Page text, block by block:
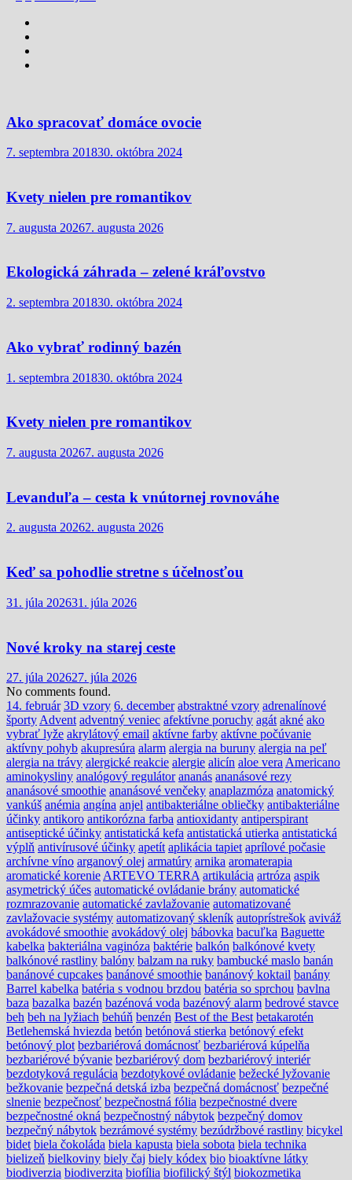
Ako spracovať domáce ovocie
7. septembra 201830. októbra 2024
Kvety nielen pre romantikov
7. augusta 20267. augusta 2026
Ekologická záhrada – zelené kráľovstvo
2. septembra 201830. októbra 2024
Ako vybrať rodinný bazén
1. septembra 201830. októbra 2024
Kvety nielen pre romantikov
7. augusta 20267. augusta 2026
Levanduľa – cesta k vnútornej rovnováhe
2. augusta 20262. augusta 2026
Keď sa pohodlie stretne s účelnosťou
31. júla 202631. júla 2026
Nové kroky na starej ceste
27. júla 202627. júla 2026
No comments found.
14. február 3D vzory 6. december abstraktné vzory adrenalínové
športy Advent adventný veniec afektívne poruchy agát akné ako
vybrať lyže akrylátový email aktívne farby aktívne počúvanie
aktívny pohyb akupresúra alarm alergia na buruny alergia na peľ
alergia na trávy alergické reakcie alergie alicín aloe vera Americano
aminokysliny analógový regulátor ananás ananásové rezy
ananásové smoothie ananásové venčeky anaplazmóza anatomický
vankúš anémia angína anjel antibakteriálne obliečky antibakteriálne
účinky antikoro antikorózna farba antioxidanty antiperspirant
antiseptické účinky antistatická kefa antistatická utierka antistatická
výplň antivírusové účinky apetít aplikácia tapiet aprílové počasie
archívne víno arganový olej armatúry arnika aromaterapia
aromatické korenie ARTEVO TERRA artikulácia artróza aspik
asymetrický účes automatické ovládanie brány automatické
rozmrazovanie automatické zavlažovanie automatizované
zavlažovacie systémy automatizovaný skleník autoprístrešok aviváž
avokádové smoothie avokádový olej bábovka bacuľka Baguette
kabelka bakteriálna vaginóza baktérie balkón balkónové kvety
balkónové rastliny balóny balzam na ruky bambucké maslo banán
banánové cupcakes banánové smoothie banánový koktail banány
Barrel kabelka batéria s vodnou brzdou batéria so sprchou bavlna
baza bazalka bazén bazénová voda bazénový alarm bedrové stavce
beh beh na lyžiach behúň benzén Best of the Best betakarotén
Betlehemská hviezda betón betónová stierka betónový efekt
betónový plot bezbariérová domácnosť bezbariérová kúpelňa
bezbariérové bývanie bezbariérový dom bezbariérový interiér
bezdotyková regulácia bezdotykové ovládanie bežecké lyžovanie
bežkovanie bezpečná detská izba bezpečná domácnosť bezpečné
slnenie bezpečnosť bezpečnostná fólia bezpečnostné dvere
bezpečnostné okná bezpečnostný nábytok bezpečný domov
bezpečný nábytok bezrámové systémy bezúdržbové rastliny bicykel
bidet biela čokoláda biela kapusta biela sobota biela technika
bielizeň bielkoviny biely čaj biely kódex bio bioaktívne látky
biodiverzia biodiverzita biofília biofilický štýl biokozmetika